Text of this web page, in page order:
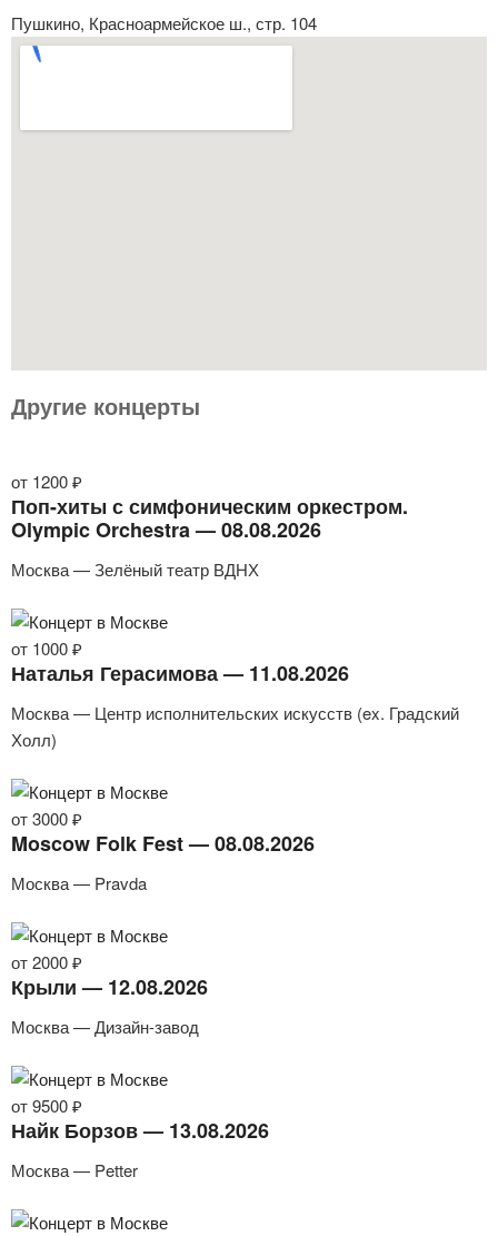
Пушкино, Красноармейское ш., стр. 104
Другие концерты
от 1200 ₽
Поп-хиты с симфоническим оркестром.
Olympic Orchestra — 08.08.2026
Москва — Зелёный театр ВДНХ
от 1000 ₽
Наталья Герасимова — 11.08.2026
Москва — Центр исполнительских искусств (ex. Градский
Холл)
от 3000 ₽
Moscow Folk Fest — 08.08.2026
Москва — Pravda
от 2000 ₽
Крыли — 12.08.2026
Москва — Дизайн-завод
от 9500 ₽
Найк Борзов — 13.08.2026
Москва — Petter